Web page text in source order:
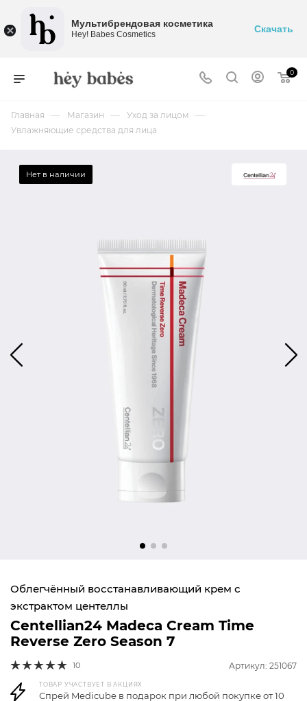
0
Главная — Магазин — Уход за лицом —
Увлажняющие средства для лица
Нет в наличии
Облегчённый восстанавливающий крем с
экстрактом центеллы
Centellian24 Madeca Cream Time
Reverse Zero Season 7
10 Артикул: 251067
ТОВАР УЧАСТВУЕТ В АКЦИЯХ
Спрей Medicube в подарок при любой покупке от 10
Мультибрендовая косметика
Hey! Babes Cosmetics Скачать